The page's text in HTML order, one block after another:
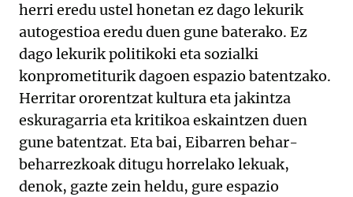
herri eredu ustel honetan ez dago lekurik
autogestioa eredu duen gune baterako. Ez
dago lekurik politikoki eta sozialki
konprometiturik dagoen espazio batentzako.
Herritar ororentzat kultura eta jakintza
eskuragarria eta kritikoa eskaintzen duen
gune batentzat. Eta bai, Eibarren behar-
beharrezkoak ditugu horrelako lekuak,
denok, gazte zein heldu, gure espazio